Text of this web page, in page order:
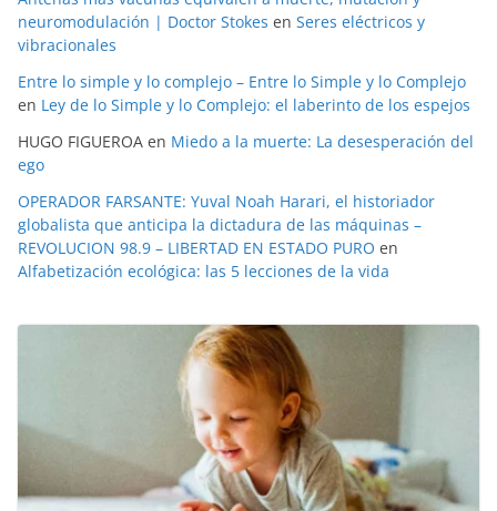
neuromodulación | Doctor Stokes en Seres eléctricos y
vibracionales
Entre lo simple y lo complejo – Entre lo Simple y lo Complejo
en Ley de lo Simple y lo Complejo: el laberinto de los espejos
HUGO FIGUEROA en Miedo a la muerte: La desesperación del
ego
OPERADOR FARSANTE: Yuval Noah Harari, el historiador
globalista que anticipa la dictadura de las máquinas –
REVOLUCION 98.9 – LIBERTAD EN ESTADO PURO en
Alfabetización ecológica: las 5 lecciones de la vida